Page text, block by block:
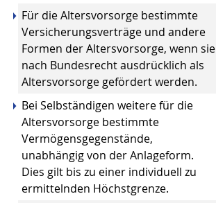
Für die Altersvorsorge bestimmte
Versicherungsverträge und andere
Formen der Altersvorsorge, wenn sie
nach Bundesrecht ausdrücklich als
Altersvorsorge gefördert werden.
Bei Selbständigen weitere für die
Altersvorsorge bestimmte
Vermögensgegenstände,
unabhängig von der Anlageform.
Dies gilt bis zu einer individuell zu
ermittelnden Höchstgrenze.